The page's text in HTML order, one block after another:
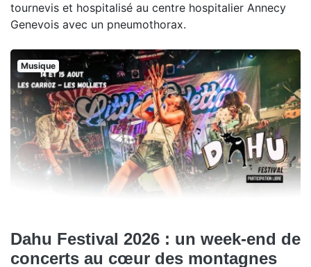
tournevis et hospitalisé au centre hospitalier Annecy
Genevois avec un pneumothorax.
Musique
Dahu Festival 2026 : un week-end de
concerts au cœur des montagnes